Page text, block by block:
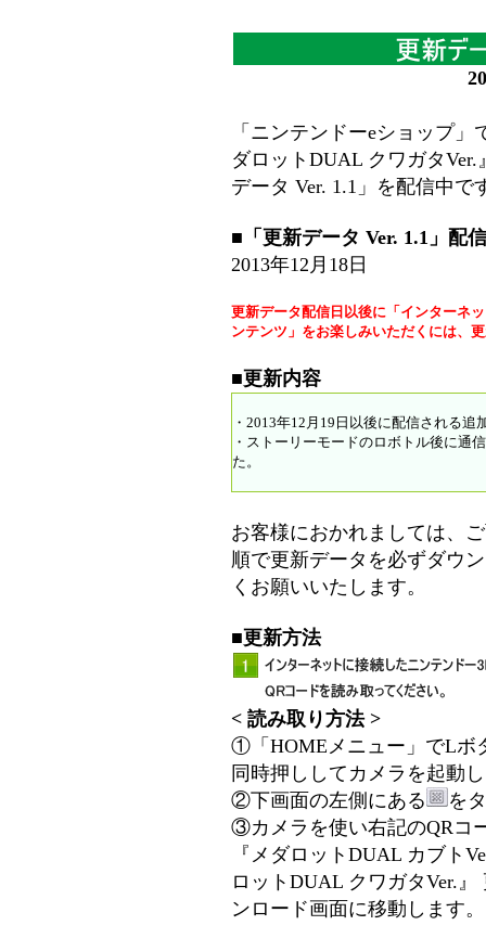
「ニンテンドーeショップ
ダロットDUAL クワガタ
データ Ver. 1.1」を配信中で
■「更新データ Ver. 1.1」配
2013年12月18日
更新データ配信日以後に「インターネ
ンテンツ」をお楽しみいただくには、
■更新内容
・2013年12月19日以後に配信される
・ストーリーモードのロボトル後に通
た。
お客様におかれましては、
順で更新データを必ずダウ
くお願いいたします。
■更新方法
< 読み取り方法 >
①「HOMEメニュー」でLボ
同時押ししてカメラを起動
②下画面の左側にある
を
③カメラを使い右記のQRコ
『メダロットDUAL カブト
ロットDUAL クワガタVer.
ンロード画面に移動します。